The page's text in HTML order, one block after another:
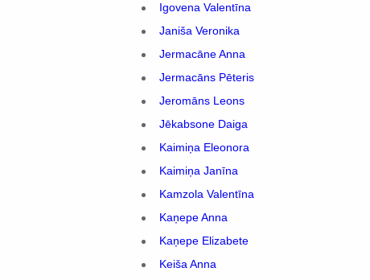
Igovena Valentīna
Janiša Veronika
Jermacāne Anna
Jermacāns Pēteris
Jeromāns Leons
Jēkabsone Daiga
Kaimiņa Eleonora
Kaimiņa Janīna
Kamzola Valentīna
Kaņepe Anna
Kaņepe Elizabete
Keiša Anna